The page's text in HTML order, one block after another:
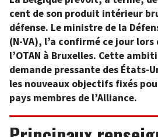
cent de son produit intérieur
défense. Le ministre de la
(N-VA), l’a confirmé ce jour
l’OTAN à Bruxelles. Cette
demande pressante des États-
les nouveaux objectifs fixés
pays membres de l’Alliance.